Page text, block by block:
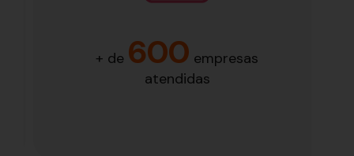
+ de 600 empresas
atendidas